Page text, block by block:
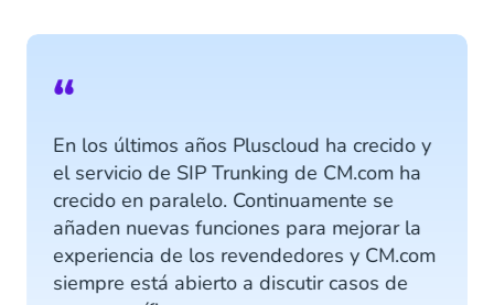
“
En los últimos años Pluscloud ha crecido y
el servicio de SIP Trunking de CM.com ha
crecido en paralelo. Continuamente se
añaden nuevas funciones para mejorar la
experiencia de los revendedores y CM.com
siempre está abierto a discutir casos de